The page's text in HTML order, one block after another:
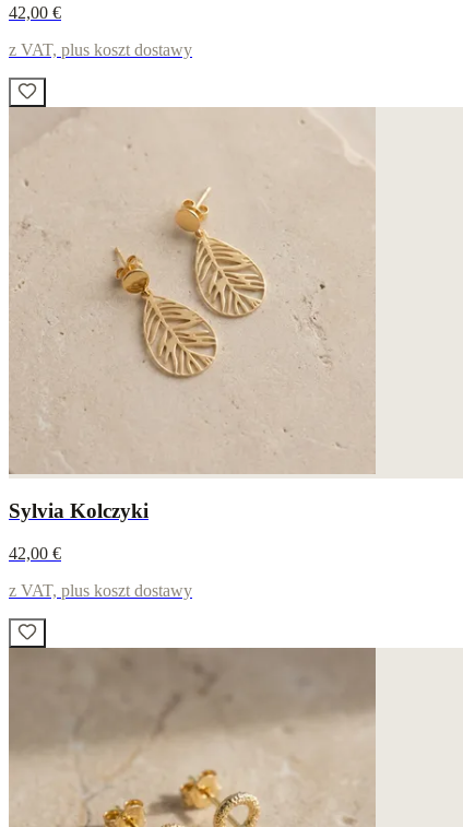
42,00 €
z VAT, plus koszt dostawy
Sylvia Kolczyki
42,00 €
z VAT, plus koszt dostawy